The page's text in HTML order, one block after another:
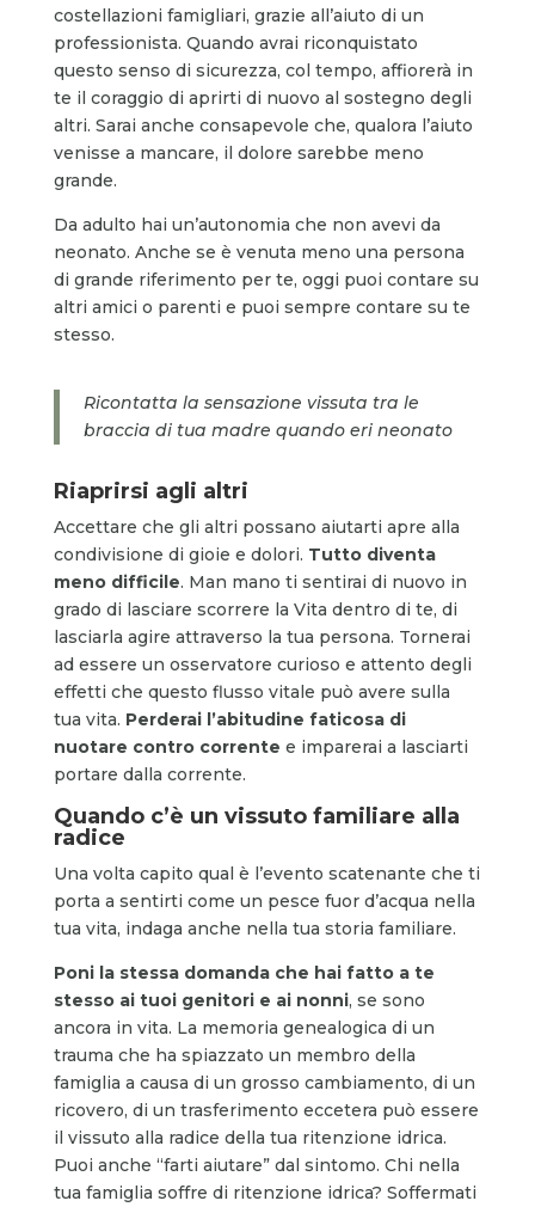
costellazioni famigliari, grazie all’aiuto di un
professionista. Quando avrai riconquistato
questo senso di sicurezza, col tempo, affiorerà in
te il coraggio di aprirti di nuovo al sostegno degli
altri. Sarai anche consapevole che, qualora l’aiuto
venisse a mancare, il dolore sarebbe meno
grande.
Da adulto hai un’autonomia che non avevi da
neonato. Anche se è venuta meno una persona
di grande riferimento per te, oggi puoi contare su
altri amici o parenti e puoi sempre contare su te
stesso.
Ricontatta la sensazione vissuta tra le
braccia di tua madre quando eri neonato
Riaprirsi agli altri
Accettare che gli altri possano aiutarti apre alla
condivisione di gioie e dolori. Tutto diventa
meno difficile. Man mano ti sentirai di nuovo in
grado di lasciare scorrere la Vita dentro di te, di
lasciarla agire attraverso la tua persona. Tornerai
ad essere un osservatore curioso e attento degli
effetti che questo flusso vitale può avere sulla
tua vita. Perderai l’abitudine faticosa di
nuotare contro corrente e imparerai a lasciarti
portare dalla corrente.
Quando c’è un vissuto familiare alla
radice
Una volta capito qual è l’evento scatenante che ti
porta a sentirti come un pesce fuor d’acqua nella
tua vita, indaga anche nella tua storia familiare.
Poni la stessa domanda che hai fatto a te
stesso ai tuoi genitori e ai nonni, se sono
ancora in vita. La memoria genealogica di un
trauma che ha spiazzato un membro della
famiglia a causa di un grosso cambiamento, di un
ricovero, di un trasferimento eccetera può essere
il vissuto alla radice della tua ritenzione idrica.
Puoi anche “farti aiutare” dal sintomo. Chi nella
tua famiglia soffre di ritenzione idrica? Soffermati